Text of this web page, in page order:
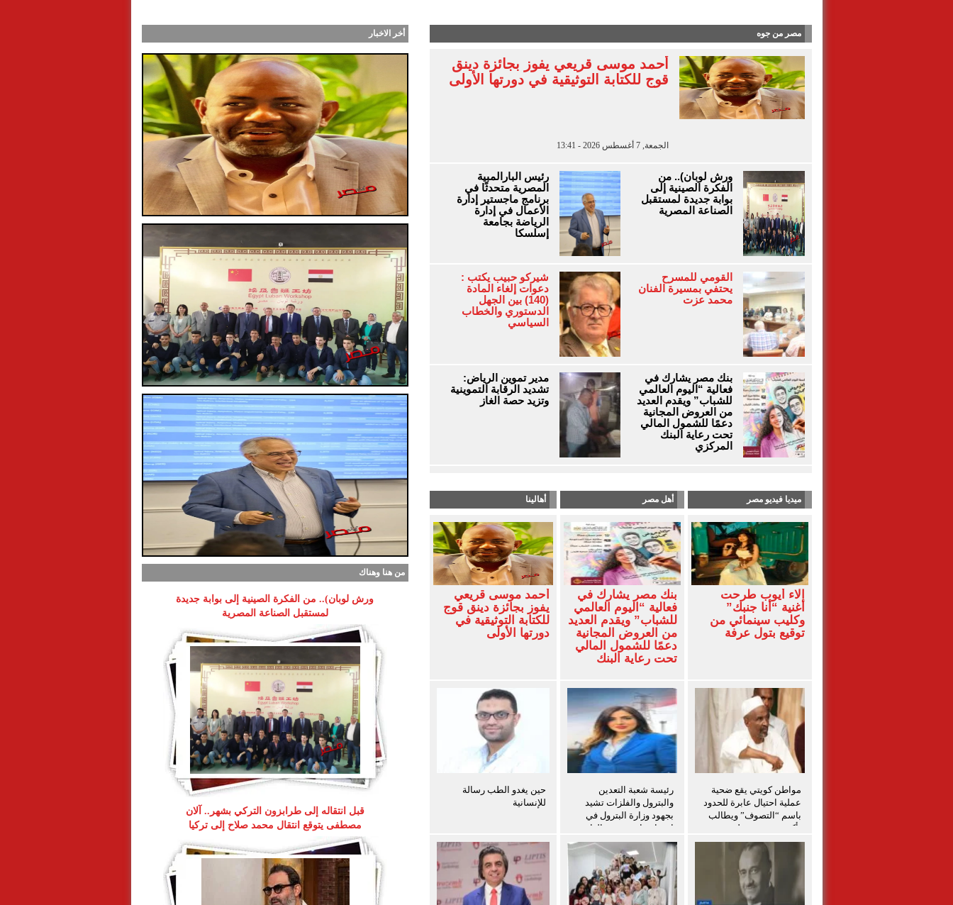
مصر من جوه
أحمد موسى قريعي يفوز بجائزة دينق
قوج للكتابة التوثيقية في دورتها الأولى
الجمعة, 7 أغسطس 2026 - 13:41
ورش لوبان).. من
الفكرة الصينية إلى
بوابة جديدة لمستقبل
الصناعة المصرية
رئيس البارالمبية
المصرية متحدثًا في
برنامج ماجستير إدارة
الأعمال في إدارة
الرياضة بجامعة
إسلسكا
القومي للمسرح
يحتفي بمسيرة الفنان
محمد عزت
شيركو حبيب يكتب :
دعوات إلغاء المادة
(140) بين الجهل
الدستوري والخطاب
السياسي
بنك مصر يشارك في
فعالية “اليوم العالمي
للشباب” ويقدم العديد
من العروض المجانية
دعمًا للشمول المالي
تحت رعاية البنك
المركزي
مدير تموين الرياض:
تشديد الرقابة التموينية
وتزيد حصة الغاز
ميديا فيديو مصر
آلاء أيوب طرحت
أغنية “أنا جنبك”
وكليب سينمائي من
توقيع بتول عرفة
مواطن كويتي يقع ضحية
عملية احتيال عابرة للحدود
باسم “التصوف” ويطالب
بأكثر من نصف مليون
بمساعدة شخصيات دينية
أهل مصر
بنك مصر يشارك في
فعالية “اليوم العالمي
للشباب” ويقدم العديد
من العروض المجانية
دعمًا للشمول المالي
تحت رعاية البنك
رئيسة شعبة التعدين
والبترول والفلزات تشيد
بجهود وزارة البترول في
احتواء حادث سفن الغاز
بدمياط
أهالينا
أحمد موسى قريعي
يفوز بجائزة دينق قوج
للكتابة التوثيقية في
دورتها الأولى
حين يغدو الطب رسالة
للإنسانية
أخر الاخبار
من هنا وهناك
ورش لوبان).. من الفكرة الصينية إلى بوابة جديدة
لمستقبل الصناعة المصرية
قبل انتقاله إلى طرابزون التركي بشهر.. آلان
مصطفى يتوقع انتقال محمد صلاح إلى تركيا